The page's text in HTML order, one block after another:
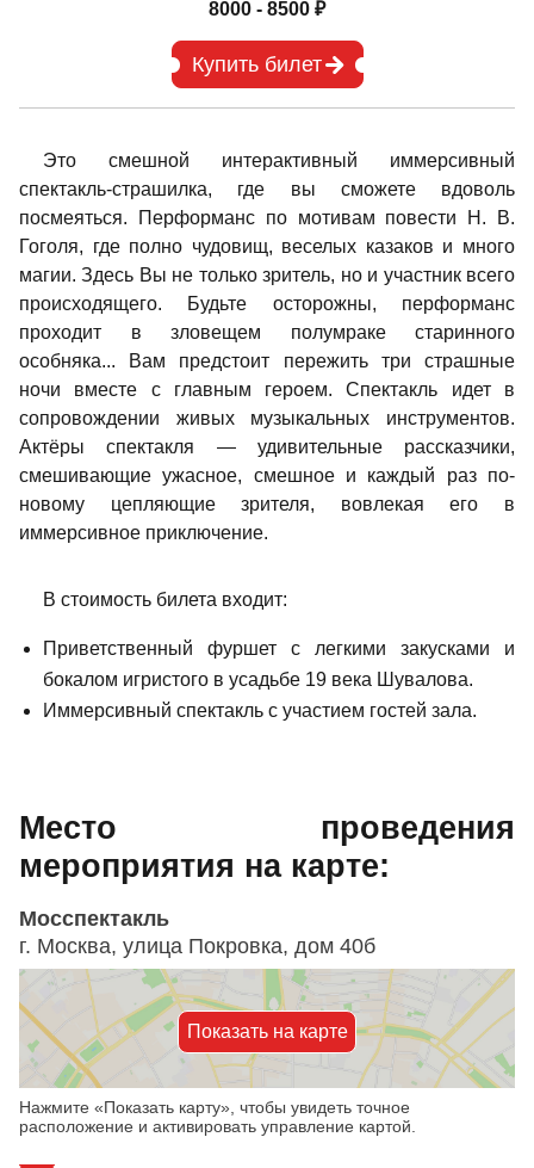
8000 - 8500 ₽
Купить билет
Это смешной интерактивный иммерсивный
спектакль-страшилка, где вы сможете вдоволь
посмеяться. Перформанс по мотивам повести Н. В.
Гоголя, где полно чудовищ, веселых казаков и много
магии. Здесь Вы не только зритель, но и участник всего
происходящего. Будьте осторожны, перформанс
проходит в зловещем полумраке старинного
особняка... Вам предстоит пережить три страшные
ночи вместе с главным героем. Спектакль идет в
сопровождении живых музыкальных инструментов.
Актёры спектакля — удивительные рассказчики,
смешивающие ужасное, смешное и каждый раз по-
новому цепляющие зрителя, вовлекая его в
иммерсивное приключение.
В стоимость билета входит:
Приветственный фуршет с легкими закусками и
бокалом игристого в усадьбе 19 века Шувалова.
Иммерсивный спектакль с участием гостей зала.
Место проведения
мероприятия на карте:
Мосспектакль
г. Москва, улица Покровка, дом 40б
Показать на карте
Нажмите «Показать карту», чтобы увидеть точное
расположение и активировать управление картой.